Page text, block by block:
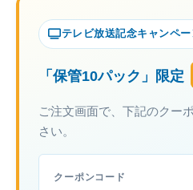
テレビ放送記念キャンペー
「保管10パック」限定
ご注文画面で、下記のクー
さい。
クーポンコード